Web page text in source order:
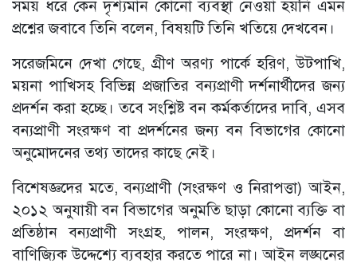
সময় ধরে কেন দৃশ্যমান কোনো ব্যবস্থা নেওয়া হয়নি এমন
প্রশ্নের জবাবে তিনি বলেন, বিষয়টি তিনি খতিয়ে দেখবেন।
সরেজমিনে দেখা গেছে, গ্রীণ অরণ্য পার্কে হরিণ, উটপাখি,
ময়না পাখিসহ বিভিন্ন প্রজাতির বন্যপ্রাণী দর্শনার্থীদের জন্য
প্রদর্শন করা হচ্ছে। তবে সংশ্লিষ্ট বন কর্মকর্তাদের দাবি, এসব
বন্যপ্রাণী সংরক্ষণ বা প্রদর্শনের জন্য বন বিভাগের কোনো
অনুমোদনের তথ্য তাদের কাছে নেই।
বিশেষজ্ঞদের মতে, বন্যপ্রাণী (সংরক্ষণ ও নিরাপত্তা) আইন,
২০১২ অনুযায়ী বন বিভাগের অনুমতি ছাড়া কোনো ব্যক্তি বা
প্রতিষ্ঠান বন্যপ্রাণী সংগ্রহ, পালন, সংরক্ষণ, প্রদর্শন বা
বাণিজ্যিক উদ্দেশ্যে ব্যবহার করতে পারে না। আইন লঙ্ঘনের